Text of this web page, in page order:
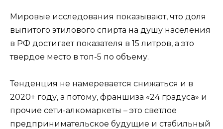
Мировые исследования показывают, что доля
выпитого этилового спирта на душу населения
в РФ достигает показателя в 15 литров, а это
твердое место в топ-5 по объему.
Тенденция не намеревается снижаться и в
2020+ году, а потому, франшиза «24 градуса» и
прочие сети-алкомаркеты – это светлое
предпринимательское будущие и стабильный